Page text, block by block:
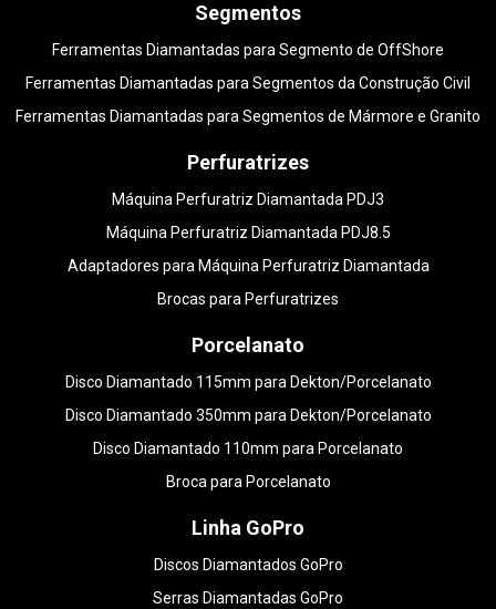
Segmentos
Ferramentas Diamantadas para Segmento de OffShore
Ferramentas Diamantadas para Segmentos da Construção Civil
Ferramentas Diamantadas para Segmentos de Mármore e Granito
Perfuratrizes
Máquina Perfuratriz Diamantada PDJ3
Máquina Perfuratriz Diamantada PDJ8.5
Adaptadores para Máquina Perfuratriz Diamantada
Brocas para Perfuratrizes
Porcelanato
Disco Diamantado 115mm para Dekton/Porcelanato
Disco Diamantado 350mm para Dekton/Porcelanato
Disco Diamantado 110mm para Porcelanato
Broca para Porcelanato
Linha GoPro
Discos Diamantados GoPro
Serras Diamantadas GoPro